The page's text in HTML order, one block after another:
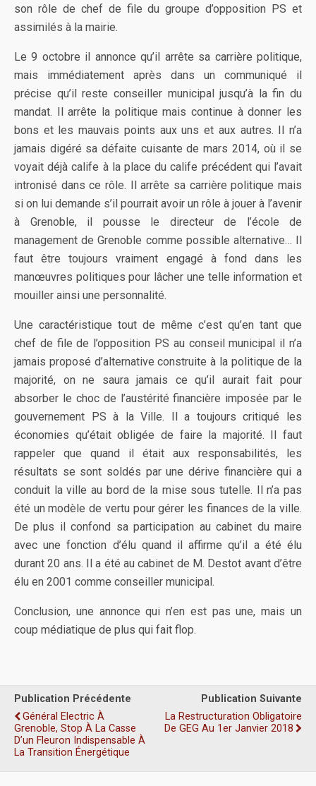
son rôle de chef de file du groupe d’opposition PS et
assimilés à la mairie.
Le 9 octobre il annonce qu’il arrête sa carrière politique,
mais immédiatement après dans un communiqué il
précise qu’il reste conseiller municipal jusqu’à la fin du
mandat. Il arrête la politique mais continue à donner les
bons et les mauvais points aux uns et aux autres. Il n’a
jamais digéré sa défaite cuisante de mars 2014, où il se
voyait déjà calife à la place du calife précédent qui l’avait
intronisé dans ce rôle. Il arrête sa carrière politique mais
si on lui demande s’il pourrait avoir un rôle à jouer à l’avenir
à Grenoble, il pousse le directeur de l’école de
management de Grenoble comme possible alternative… Il
faut être toujours vraiment engagé à fond dans les
manœuvres politiques pour lâcher une telle information et
mouiller ainsi une personnalité.
Une caractéristique tout de même c’est qu’en tant que
chef de file de l’opposition PS au conseil municipal il n’a
jamais proposé d’alternative construite à la politique de la
majorité, on ne saura jamais ce qu’il aurait fait pour
absorber le choc de l’austérité financière imposée par le
gouvernement PS à la Ville. Il a toujours critiqué les
économies qu’était obligée de faire la majorité. Il faut
rappeler que quand il était aux responsabilités, les
résultats se sont soldés par une dérive financière qui a
conduit la ville au bord de la mise sous tutelle. Il n’a pas
été un modèle de vertu pour gérer les finances de la ville.
De plus il confond sa participation au cabinet du maire
avec une fonction d’élu quand il affirme qu’il a été élu
durant 20 ans. Il a été au cabinet de M. Destot avant d’être
élu en 2001 comme conseiller municipal.
Conclusion, une annonce qui n’en est pas une, mais un
coup médiatique de plus qui fait flop.
Publication Précédente
Général Electric À
Grenoble, Stop À La Casse
D’un Fleuron Indispensable À
La Transition Énergétique
Publication Suivante
La Restructuration Obligatoire
De GEG Au 1er Janvier 2018